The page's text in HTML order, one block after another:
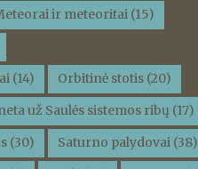
ir meteoritai(15)
(14) Orbitinė stotis(20)
už Saulės sistemos ribų (17)
(30) Saturno palydovai(38)